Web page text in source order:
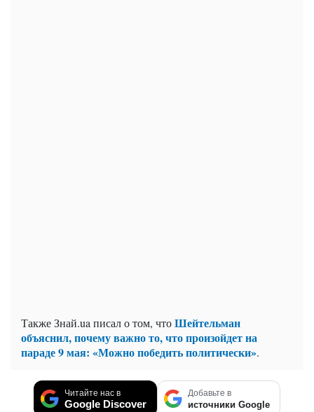
Также Знай.ua писал о том, чтоШейтельман
объяснил, почему важно то, что произойдет на
параде 9 мая: «Можно победить политически».
Читайте нас в
Google Discover
Добавьте в
источники Google